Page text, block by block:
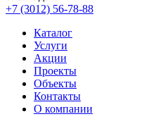
+7 (3012) 56-78-88
Каталог
Услуги
Акции
Проекты
Объекты
Контакты
О компании